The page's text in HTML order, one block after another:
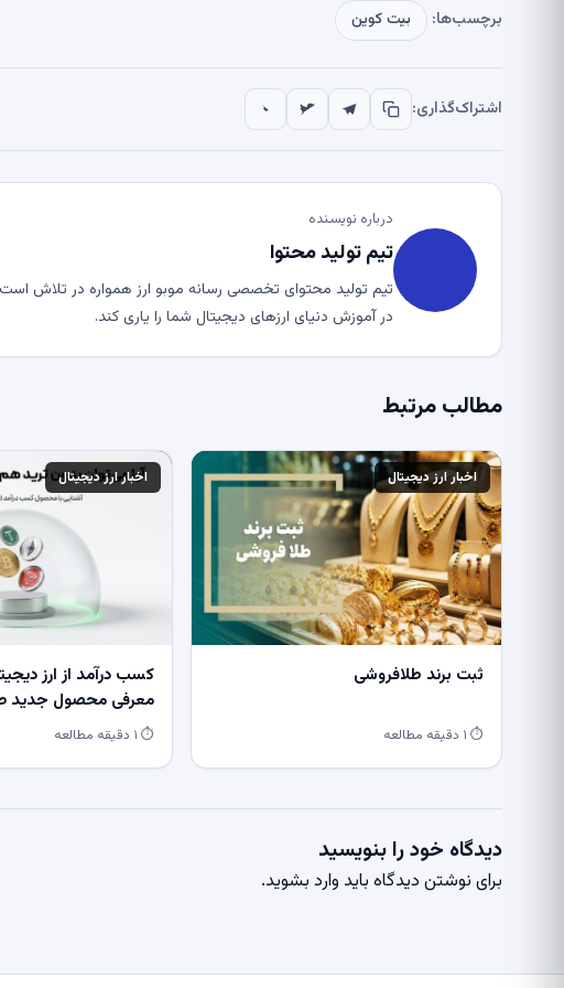
برچسب‌ها: بیت کوین
اشتراک‌گذاری:
درباره نویسنده
تیم تولید محتوا
تیم تولید محتوای تخصصی رسانه موبو ارز همواره در تلاش است
در آموزش دنیای ارزهای دیجیتال شما را یاری کند.
مطالب مرتبط
اخبار ارز دیجیتال
ثبت برند طلافروشی
⏱ ۱ دقیقه مطالعه
اخبار ارز دیجیتال
کسب درآمد از ارز
معرفی محصول جدید
⏱ ۱ دقیقه مطالعه
دیدگاه خود را بنویسید
برای نوشتن دیدگاه باید وارد بشوید.